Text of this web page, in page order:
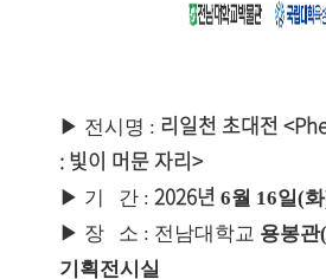
▶ 전시명 : 리일천 초대전 <
: 빛이 머문 자리>
▶ 기 간 : 2026년 6월 16일 (화
▶ 장 소 : 전남대학교 용봉관
기획전시실